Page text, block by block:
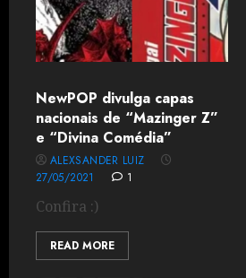
NewPOP divulga capas
nacionais de “Mazinger Z”
e “Divina Comédia”
ALEXSANDER LUIZ
27/05/2021
1
Confira :)
READ MORE